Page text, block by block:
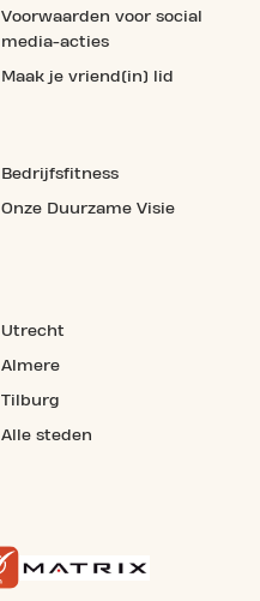
Voorwaarden voor social
media-acties
Maak je vriend(in) lid
Bedrijfsfitness
Onze Duurzame Visie
Utrecht
Almere
Tilburg
Alle steden